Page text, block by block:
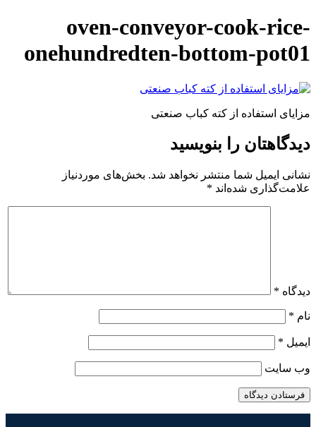
oven-conveyor-cook-rice-
onehundredten-bottom-pot01
مزایای استفاده از کته کباب صنعتی
دیدگاهتان را بنویسید
نشانی ایمیل شما منتشر نخواهد شد. بخش‌های موردنیاز
علامت‌گذاری شده‌اند *
دیدگاه *
نام *
ایمیل *
وب‌ سایت